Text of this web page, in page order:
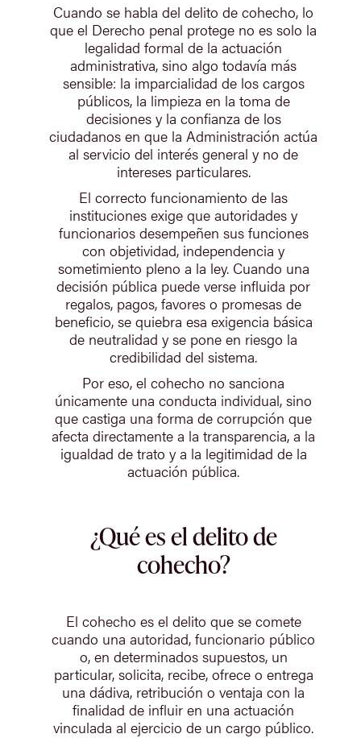
Cuando se habla del delito de cohecho, lo
que el Derecho penal protege no es solo la
legalidad formal de la actuación
administrativa, sino algo todavía más
sensible: la imparcialidad de los cargos
públicos, la limpieza en la toma de
decisiones y la confianza de los
ciudadanos en que la Administración actúa
al servicio del interés general y no de
intereses particulares.
El correcto funcionamiento de las
instituciones exige que autoridades y
funcionarios desempeñen sus funciones
con objetividad, independencia y
sometimiento pleno a la ley. Cuando una
decisión pública puede verse influida por
regalos, pagos, favores o promesas de
beneficio, se quiebra esa exigencia básica
de neutralidad y se pone en riesgo la
credibilidad del sistema.
Por eso, el cohecho no sanciona
únicamente una conducta individual, sino
que castiga una forma de corrupción que
afecta directamente a la transparencia, a la
igualdad de trato y a la legitimidad de la
actuación pública.
¿Qué es el delito de
cohecho?
El cohecho es el delito que se comete
cuando una autoridad, funcionario público
o, en determinados supuestos, un
particular, solicita, recibe, ofrece o entrega
una dádiva, retribución o ventaja con la
finalidad de influir en una actuación
vinculada al ejercicio de un cargo público.